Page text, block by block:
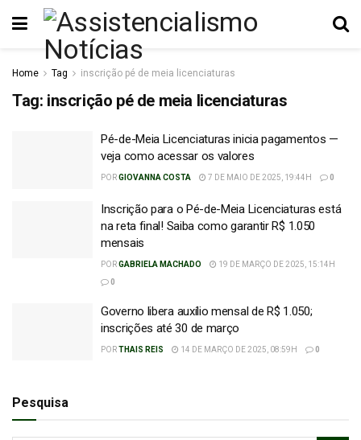
Home Tag inscrição pé de meia licenciaturas
Tag: inscrição pé de meia licenciaturas
Pé-de-Meia Licenciaturas inicia pagamentos —
veja como acessar os valores
PORGIOVANNA COSTA 7 DE MAIO DE 2025, 19:44H 0
Inscrição para o Pé-de-Meia Licenciaturas está
na reta final! Saiba como garantir R$ 1.050
mensais
PORGABRIELA MACHADO
19 DE MARÇO DE 2025, 15:14H
0
Governo libera auxílio mensal de R$ 1.050;
inscrições até 30 de março
PORTHAIS REIS 14 DE MARÇO DE 2025, 08:59H 0
Pesquisa